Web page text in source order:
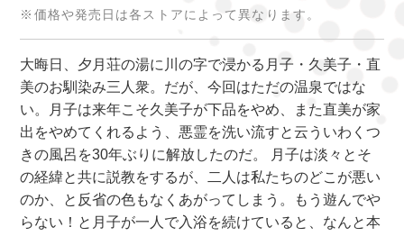
※価格や発売日は各ストアによって異なります。
大晦日、夕月荘の湯に川の字で浸かる月子・久美子・直
美のお馴染み三人衆。だが、今回はただの温泉ではな
い。月子は来年こそ久美子が下品をやめ、また直美が家
出をやめてくれるよう、悪霊を洗い流すと云ういわくつ
きの風呂を30年ぶりに解放したのだ。 月子は淡々とそ
の経緯と共に説教をするが、二人は私たちのどこが悪い
のか、と反省の色もなくあがってしまう。もう遊んでや
らない！と月子が一人で入浴を続けていると、なんと本